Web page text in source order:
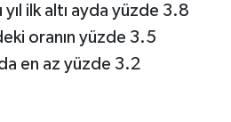
ilk altı ayda yüzde 3.8
oranın yüzde 3.5
en az yüzde 3.2